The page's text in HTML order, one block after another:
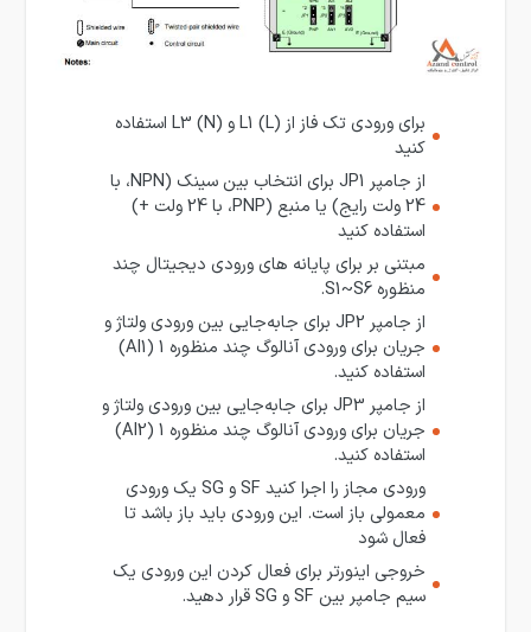
برای ورودی تک فاز از L1 (L) و L3 (N) استفاده
کنید
از جامپر JP1 برای انتخاب بین سینک (NPN، با
24 ولت رایج) یا منبع (PNP، با 24 ولت +)
استفاده کنید
مبتنی بر برای پایانه های ورودی دیجیتال چند
منظوره S1~S6.
از جامپر JP2 برای جابه‌جایی بین ورودی ولتاژ و
جریان برای ورودی آنالوگ چند منظوره 1 (AI1)
استفاده کنید.
از جامپر JP3 برای جابه‌جایی بین ورودی ولتاژ و
جریان برای ورودی آنالوگ چند منظوره 1 (AI2)
استفاده کنید.
ورودی مجاز را اجرا کنید SF و SG یک ورودی
معمولی باز است. این ورودی باید باز باشد تا
فعال شود
خروجی اینورتر برای فعال کردن این ورودی یک
سیم جامپر بین SF و SG قرار دهید.